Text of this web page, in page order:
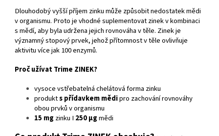
Dlouhodobý vyšší příjem zinku může způsobit nedostatek mědi
v organismu. Proto je vhodné suplementovat zinek v kombinaci
s mědí, aby byla udržena jejich rovnováha v těle. Zinek je
významný stopový prvek, jehož přítomnost v těle ovlivňuje
aktivitu více jak 100 enzymů.
Proč užívat Trime ZINEK?
vysoce vstřebatelná chelátová forma zinku
produkts přídavkem mědipro zachování rovnováhy
obou prvků v organismu
15 mg zinku I 250 μgmědi